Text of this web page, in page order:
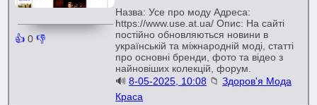
👍 0 👎
Назва: Усе про моду Адреса:
https://www.use.at.ua/ Опис: На сайті
постійно обновляються новини в
українській та міжнародній моді, статті
про основні бренди, фото та відео з
найновіших колекцій, форум.
🔊8-05-2025, 10:08 📁Здоров'я Мода
Краса